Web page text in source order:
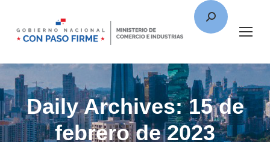
Daily Archives:15 de
febrero de 2023